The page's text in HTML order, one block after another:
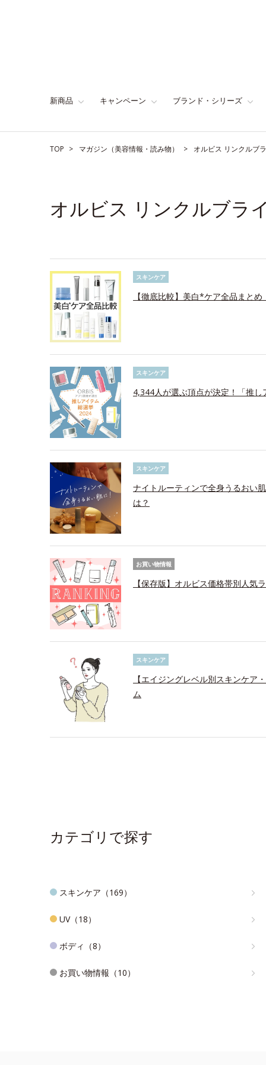
新商品 キャンペーン ブランド・シリーズ
TOP マガジン（美容情報・読み物） オルビス リンクルブ
オルビス リンクルブラ
スキンケア
【徹底比較】美白*ケア全品まと
スキンケア
4,344人が選ぶ頂点が決定！「推
スキンケア
ナイトルーティンで全身うるおい
は？
お買い物情報
【保存版】オルビス価格帯別人
スキンケア
【エイジングレベル別スキンケア
ム
カテゴリで探す
スキンケア（169）
UV（18）
ボディ（8）
お買い物情報（10）